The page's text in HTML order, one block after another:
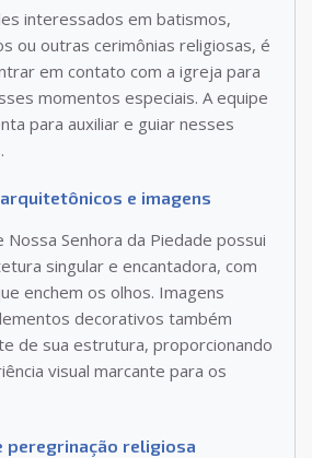
interessados em batismos,
ou outras cerimônias religiosas, é
em contato com a igreja para
momentos especiais. A equipe
para auxiliar e guiar nesses
e imagens
Nossa Senhora da Piedade possui
singular e encantadora, com
enchem os olhos. Imagens
decorativos também
de sua estrutura, proporcionando
visual marcante para os
peregrinação religiosa